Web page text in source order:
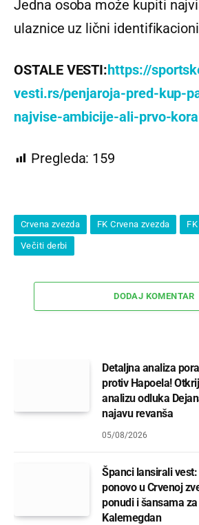
Jedna osoba može kupiti
ulaznice uz lični
OSTALE VESTI:https://
vesti.rs/penjaroja-pred-kup-
najvise-ambicije-ali-prvo-
Pregleda: 159
Crvena zvezda FK Crvena zvezda
Večiti derbi
DODAJ KOMENTAR
Detaljna analiza
protiv Hapoela!
analizu odluka
najavu revanša
05/08/2026
Španci lansirali
ponovo u Crvenoj
ponudi i šansama
Kalemegdan